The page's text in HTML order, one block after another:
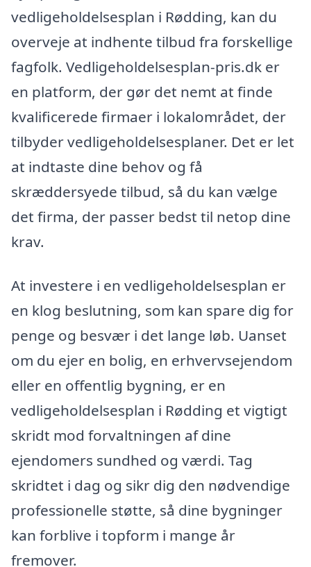
vedligeholdelsesplan i Rødding, kan du
overveje at indhente tilbud fra forskellige
fagfolk. Vedligeholdelsesplan-pris.dk er
en platform, der gør det nemt at finde
kvalificerede firmaer i lokalområdet, der
tilbyder vedligeholdelsesplaner. Det er let
at indtaste dine behov og få
skræddersyede tilbud, så du kan vælge
det firma, der passer bedst til netop dine
krav.
At investere i en vedligeholdelsesplan er
en klog beslutning, som kan spare dig for
penge og besvær i det lange løb. Uanset
om du ejer en bolig, en erhvervsejendom
eller en offentlig bygning, er en
vedligeholdelsesplan i Rødding et vigtigt
skridt mod forvaltningen af dine
ejendomers sundhed og værdi. Tag
skridtet i dag og sikr dig den nødvendige
professionelle støtte, så dine bygninger
kan forblive i topform i mange år
fremover.